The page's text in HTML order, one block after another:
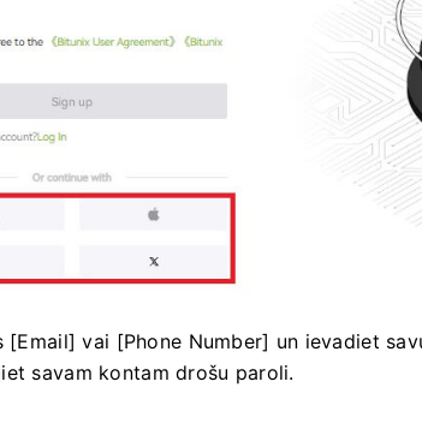
[Email] vai [Phone Number] un ievadiet
savam kontam drošu paroli.